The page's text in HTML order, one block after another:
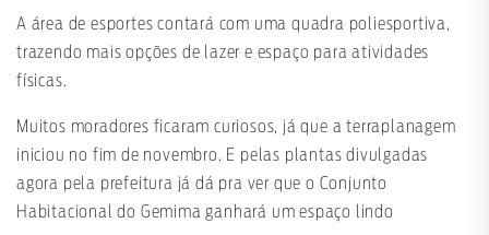
A área de esportes contará com uma quadra poliesportiva,
trazendo mais opções de lazer e espaço para atividades
físicas.
Muitos moradores ficaram curiosos, já que a terraplanagem
iniciou no fim de novembro. E pelas plantas divulgadas
agora pela prefeitura já dá pra ver que o Conjunto
Habitacional do Gemima ganhará um espaço lindo